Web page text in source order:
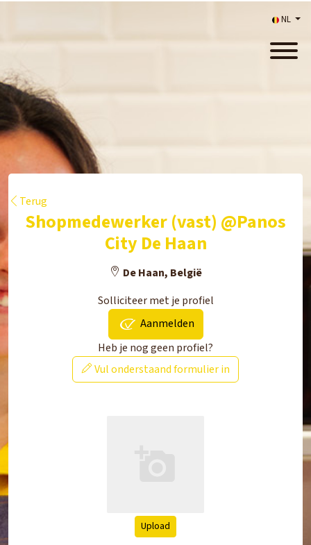
NL
Terug
Shopmedewerker (vast) @Panos
City De Haan
De Haan, België
Solliciteer met je profiel
Aanmelden
Heb je nog geen profiel?
Vul onderstaand formulier in
Upload